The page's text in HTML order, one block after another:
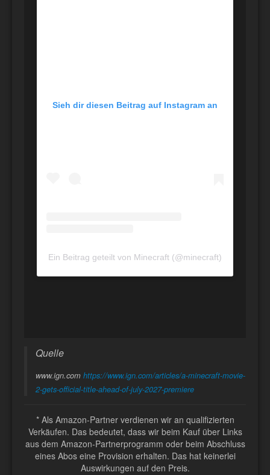
Sieh dir diesen Beitrag auf Instagram an
Ein Beitrag geteilt von Minecraft (@minecraft)
Quelle
www.ign.com https://www.ign.com/articles/a-minecraft-movie-
2-gets-official-title-ahead-of-july-2027-premiere
* Als Amazon-Partner verdienen wir an qualifizierten
Verkäufen. Das bedeutet, dass wir beim Kauf über Links
aus dem Amazon-Partnerprogramm oder beim Abschluss
eines Abos eine Provision erhalten. Das hat keinerlei
Auswirkungen auf den Preis.